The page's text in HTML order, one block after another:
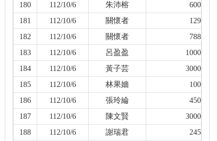
180
112/10/6 朱沛榕
600
181
112/10/6 關懷者
129
182
112/10/6 關懷者
788
183
112/10/6 呂盈盈
1000
184
112/10/6 黃子芸
3000
185
112/10/6 林果嬙
100
186
112/10/6 張玲綸
450
187
112/10/6 陳文賢
3000
188
112/10/6 謝瑞君 245